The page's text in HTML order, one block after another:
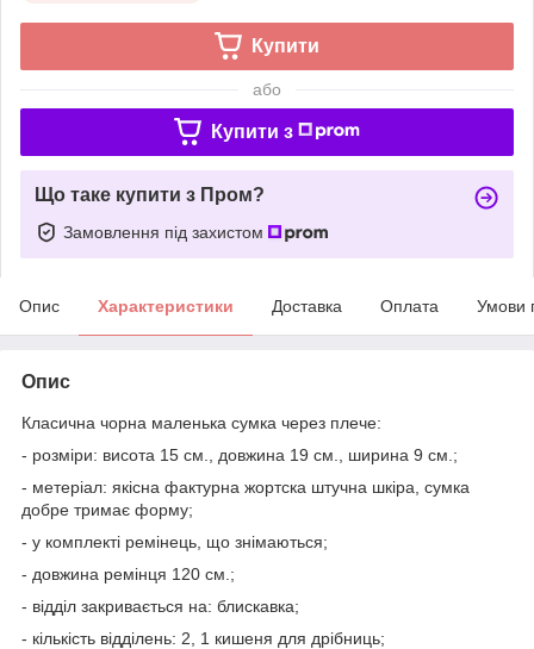
Купити
або
Купити з
Що таке купити з Пром?
Замовлення під захистом
Опис Характеристики Доставка Оплата Умови
Опис
Класична чорна маленька сумка через плече:
- розміри: висота 15 см., довжина 19 см., ширина 9 см.;
- метеріал: якісна фактурна жортска штучна шкіра, сумка
добре тримає форму;
- у комплекті ремінець, що знімаються;
- довжина ремінця 120 см.;
- відділ закривається на: блискавка;
- кількість відділень: 2, 1 кишеня для дрібниць;